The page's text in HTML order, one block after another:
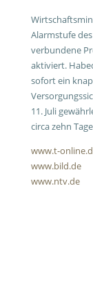
Alarmstufe
verbundene
aktiviert.
sofort ein
11. Juli
circa zehn
www.t-
www.bild.de
www.ntv.de